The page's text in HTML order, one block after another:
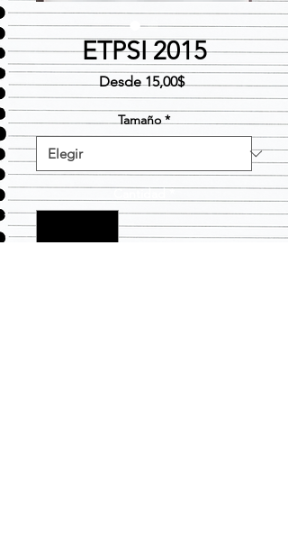
ETPSI 2015
Desde15,00$Precio
de
oferta
Tamaño *
Cantidad *